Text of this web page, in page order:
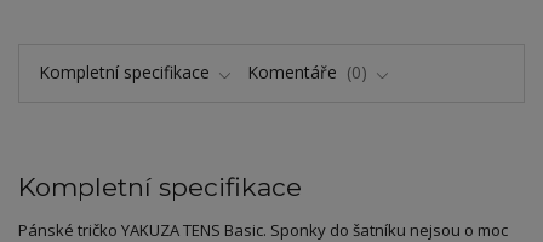
Kompletní specifikace Komentáře 0
Kompletní specifikace
Pánské tričko YAKUZA TENS Basic. Sponky do šatníku nejsou o moc